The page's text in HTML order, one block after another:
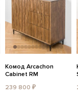
Комод Arcachon
Cabinet RM
239 800 ₽